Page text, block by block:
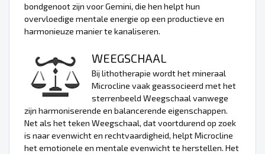
bondgenoot zijn voor Gemini, die hen helpt hun
overvloedige mentale energie op een productieve en
harmonieuze manier te kanaliseren.
WEEGSCHAAL
Bij lithotherapie wordt het mineraal
Microcline vaak geassocieerd met het
sterrenbeeld Weegschaal vanwege
zijn harmoniserende en balancerende eigenschappen.
Net als het teken Weegschaal, dat voortdurend op zoek
is naar evenwicht en rechtvaardigheid, helpt Microcline
het emotionele en mentale evenwicht te herstellen. Het